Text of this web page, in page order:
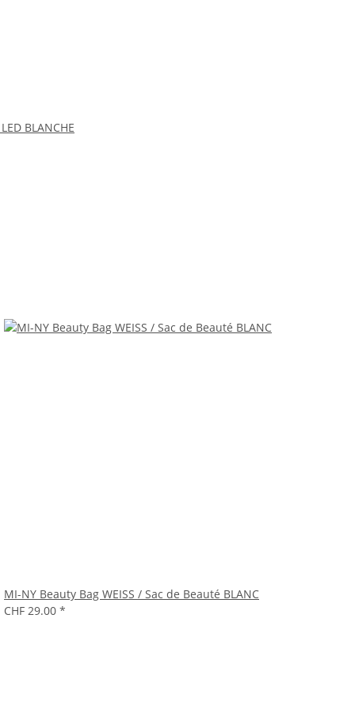
BLANCHE
MI-NY Beauty Bag WEISS / Sac de Beauté BLANC
CHF 29.00 *